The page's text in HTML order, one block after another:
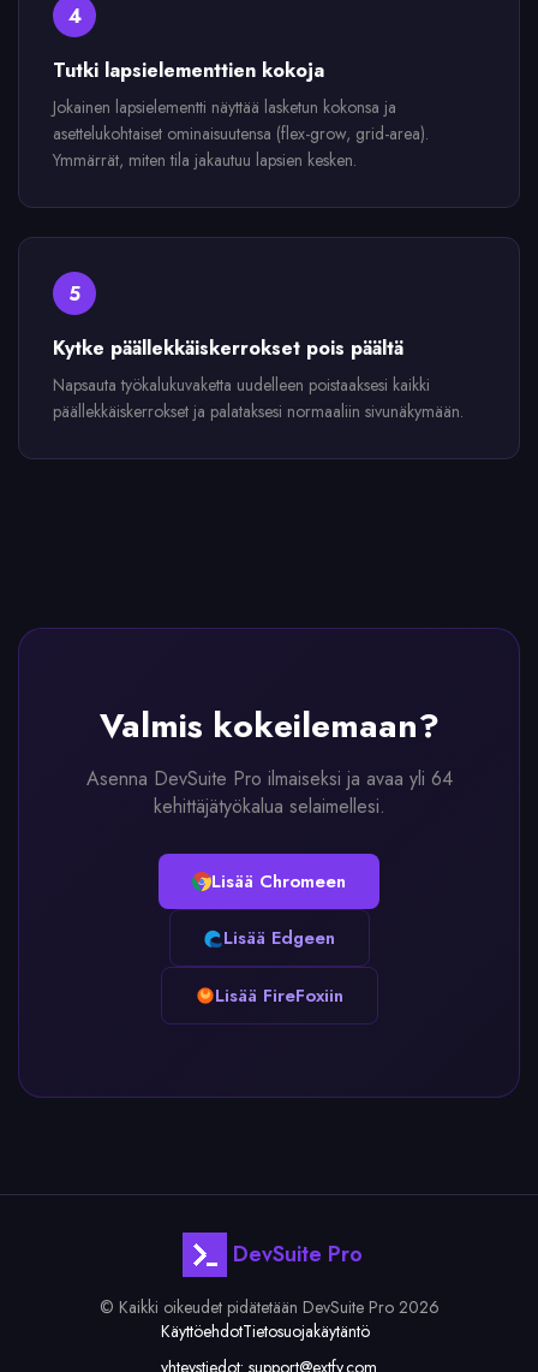
4
Tutki lapsielementtien kokoja
Jokainen lapsielementti näyttää lasketun kokonsa ja
asettelukohtaiset ominaisuutensa (flex-grow, grid-area).
Ymmärrät, miten tila jakautuu lapsien kesken.
5
Kytke päällekkäiskerrokset pois päältä
Napsauta työkalukuvaketta uudelleen poistaaksesi kaikki
päällekkäiskerrokset ja palataksesi normaaliin sivunäkymään.
Valmis kokeilemaan?
Asenna DevSuite Pro ilmaiseksi ja avaa yli 64
kehittäjätyökalua selaimellesi.
Lisää Chromeen
Lisää Edgeen
Lisää FireFoxiin
DevSuite Pro
© Kaikki oikeudet pidätetään DevSuite Pro 2026
KäyttöehdotTietosuojakäytäntö
yhteystiedot: support@extfy.com